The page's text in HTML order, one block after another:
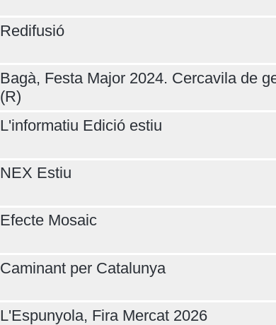
Redifusió
Bagà, Festa Major 2024. Cercavila de
(R)
L'informatiu Edició estiu
NEX Estiu
Efecte Mosaic
Caminant per Catalunya
L'Espunyola, Fira Mercat 2026